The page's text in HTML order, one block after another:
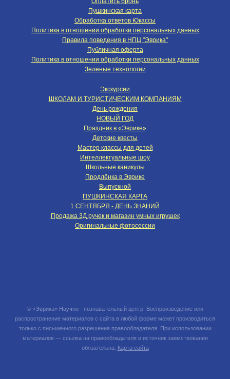
Пушкинская карта
Обработка ответов Юкассы
Политика в отношении обработки персональных данных
Правила поведения в НПЦ "Эврика"
Публичная оферта
Политика в отношении обработки персональных данных
Зеленые технологии
Экскурсии
ШКОЛАМ И ТУРИСТИЧЕСКИМ КОМПАНИЯМ
День рождения
НОВЫЙ ГОД
Праздник в «Эврике»
Детские квесты
Мастер классы для детей
Интеллектуальные шоу
Школьные каникулы
Продлёнка в Эврике
Выпускной
ПУШКИНСКАЯ КАРТА
1 СЕНТЯБРЯ - ДЕНЬ ЗНАНИЙ
Продажа 3Д ручек и магазин умных игрушек
Оригинальные фотосессии
© «Эврика» Научно - познавательный центр. Воспроизведение или
распространение материалов с сайта в любой форме может производиться
только с письменного разрешения правообладателя. При использовании
материалов — ссылка на правообладателя и источник заимствования
обязательна. Карта сайта